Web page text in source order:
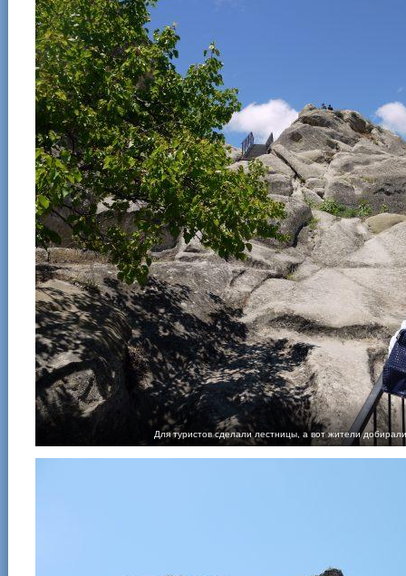
Для туристов сделали лестницы, а вот жители